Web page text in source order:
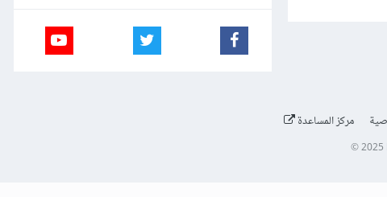
مركز المساعدة
© 2025